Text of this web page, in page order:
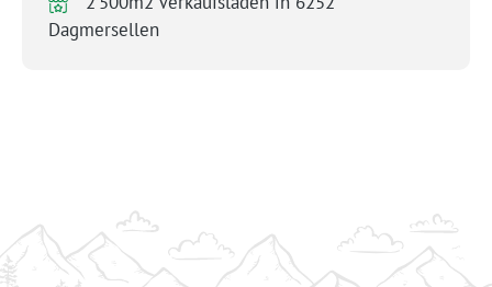
Dagmersellen